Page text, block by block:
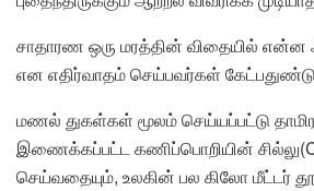
சாதாரண ஒரு மரத்தின் விதையில் என்ன
என எதிர்வாதம் செய்பவர்கள்
மணல் துகள்கள் மூலம் செய்யப்பட்டு
இணைக்கப்பட்ட கணிப்பொறியின்
செய்வதையும், உலகின் பல கிலோ மீட்டர்